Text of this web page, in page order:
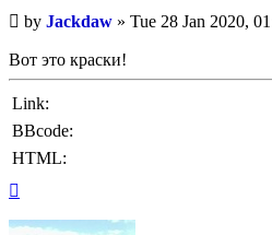
Unread
post
by Jackdaw » Tue 28 Jan 2020,
Вот это краски!
Link:
BBcode:
HTML: